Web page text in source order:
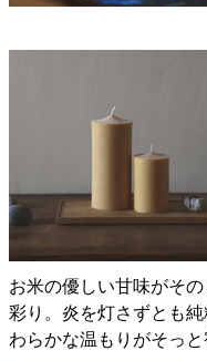
お米の優しい甘味がそ
彩り。炎を灯さずとも
わらかな温もりがそっと